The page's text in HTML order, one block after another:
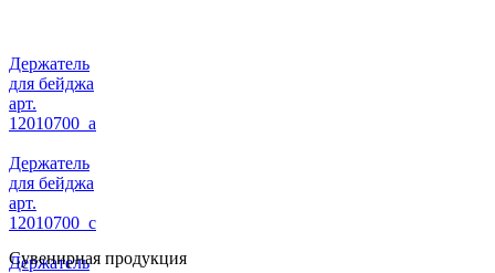
Держатель
для бейджа
арт.
12010700_a
Держатель
для бейджа
арт.
12010700_c
Держатель
Сувенирная продукция